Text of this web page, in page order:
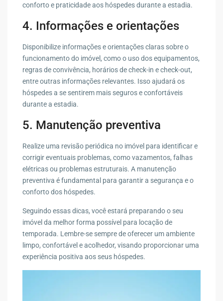
conforto e praticidade aos hóspedes durante a estadia.
4. Informações e orientações
Disponibilize informações e orientações claras sobre o
funcionamento do imóvel, como o uso dos equipamentos,
regras de convivência, horários de check-in e check-out,
entre outras informações relevantes. Isso ajudará os
hóspedes a se sentirem mais seguros e confortáveis
durante a estadia.
5. Manutenção preventiva
Realize uma revisão periódica no imóvel para identificar e
corrigir eventuais problemas, como vazamentos, falhas
elétricas ou problemas estruturais. A manutenção
preventiva é fundamental para garantir a segurança e o
conforto dos hóspedes.
Seguindo essas dicas, você estará preparando o seu
imóvel da melhor forma possível para locação de
temporada. Lembre-se sempre de oferecer um ambiente
limpo, confortável e acolhedor, visando proporcionar uma
experiência positiva aos seus hóspedes.